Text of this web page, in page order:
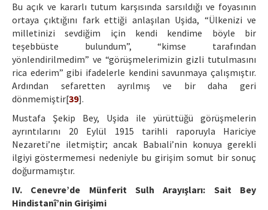
Bu açık ve kararlı tutum karşısında sarsıldığı ve foyasının
ortaya çıktığını fark ettiği anlaşılan Uşida, “Ülkenizi ve
milletinizi sevdiğim için kendi kendime böyle bir
teşebbüste bulundum”, “kimse tarafından
yönlendirilmedim” ve “görüşmelerimizin gizli tutulmasını
rica ederim” gibi ifadelerle kendini savunmaya çalışmıştır.
Ardından sefaretten ayrılmış ve bir daha geri
dönmemiştir[39].
Mustafa Şekip Bey, Uşida ile yürüttüğü görüşmelerin
ayrıntılarını 20 Eylül 1915 tarihli raporuyla Hariciye
Nezareti’ne iletmiştir; ancak Babıali’nin konuya gerekli
ilgiyi göstermemesi nedeniyle bu girişim somut bir sonuç
doğurmamıştır.
IV. Cenevre’de Münferit Sulh Arayışları: Sait Bey
Hindistanî’nin Girişimi